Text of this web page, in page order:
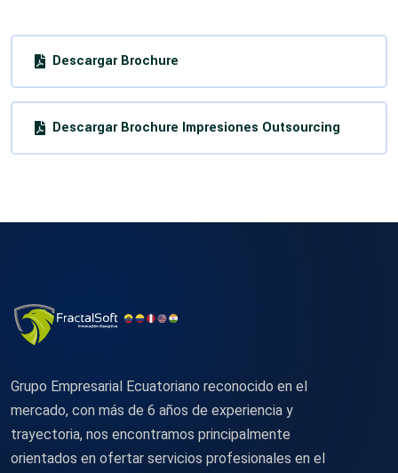
Descargar Brochure
Descargar Brochure Impresiones Outsourcing
Grupo Empresarial Ecuatoriano reconocido en el
mercado, con más de 6 años de experiencia y
trayectoria, nos encontramos principalmente
orientados en ofertar servicios profesionales en el